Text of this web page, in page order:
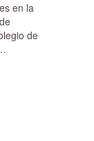
en la
de